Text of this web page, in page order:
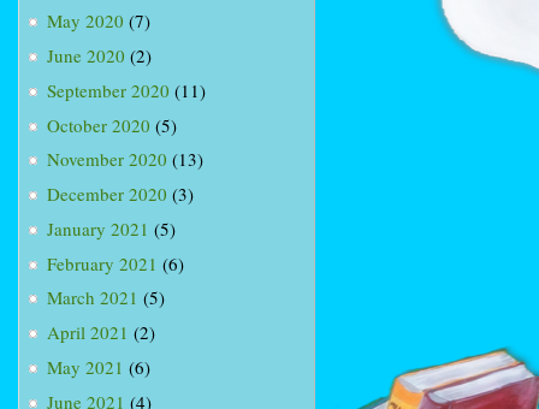
May 2020 (7)
June 2020 (2)
September 2020 (11)
October 2020 (5)
November 2020 (13)
December 2020 (3)
January 2021 (5)
February 2021 (6)
March 2021 (5)
April 2021 (2)
May 2021 (6)
June 2021 (4)